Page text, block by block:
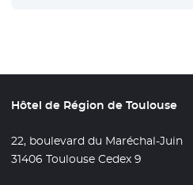
Hôtel de Région de Toulouse
22, boulevard du Maréchal-Juin
31406 Toulouse Cedex 9